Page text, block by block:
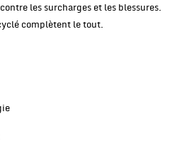
les surcharges et les blessures.
complètent le tout.